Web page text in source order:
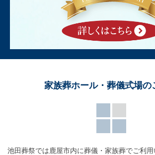
家族葬ホール・葬儀式場の
池田葬祭では鹿屋市内に葬儀・家族葬でご利